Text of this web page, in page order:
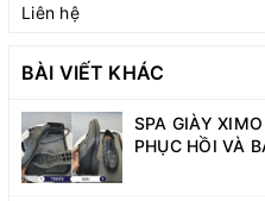
Liên hệ
BÀI VIẾT KHÁC
SPA GIÀY
PHỤC HỒI VÀ